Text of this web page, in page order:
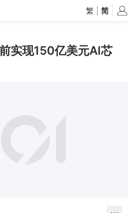
繁 简
实现150亿美元AI芯